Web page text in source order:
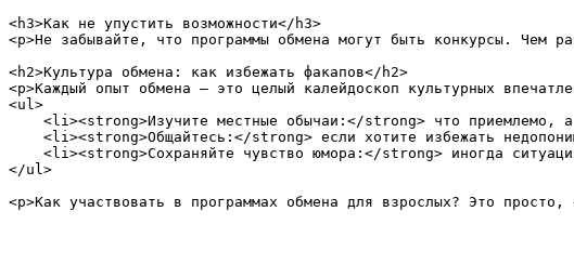
<h3>Как не упустить возможности</h3>
<p>Не забывайте, что программы обмена могут быть конкурсы. Чем
<h2>Культура обмена: как избежать факапов</h2>
<p>Каждый опыт обмена — это целый калейдоскоп культурных
<ul>
<li><strong>Изучите местные обычаи:</strong> что приемлемо,
<li><strong>Общайтесь:</strong> если хотите избежать
<li><strong>Сохраняйте чувство юмора:</strong> иногда
</ul>